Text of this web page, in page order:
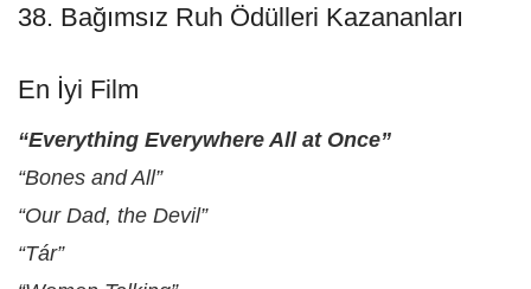
38. Bağımsız Ruh Ödülleri Kazananları
En İyi Film
“Everything Everywhere All at Once”
“Bones and All”
“Our Dad, the Devil”
“Tár”